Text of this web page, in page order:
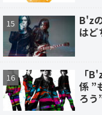
B'z
はど
「
係 ”
ろう